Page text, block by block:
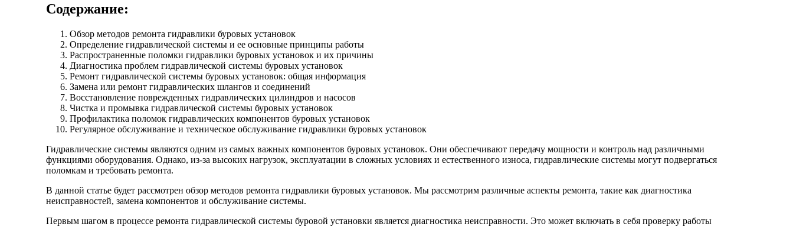
Содержание:
Обзор методов ремонта гидравлики буровых установок
Определение гидравлической системы и ее основные принципы работы
Распространенные поломки гидравлики буровых установок и их причины
Диагностика проблем гидравлической системы буровых установок
Ремонт гидравлической системы буровых установок: общая информация
Замена или ремонт гидравлических шлангов и соединений
Восстановление поврежденных гидравлических цилиндров и насосов
Чистка и промывка гидравлической системы буровых установок
Профилактика поломок гидравлических компонентов буровых установок
Регулярное обслуживание и техническое обслуживание гидравлики буровых установок
Гидравлические системы являются одним из самых важных компонентов буровых установок. Они обеспечивают передачу мощности и контроль над различными
функциями оборудования. Однако, из-за высоких нагрузок, эксплуатации в сложных условиях и естественного износа, гидравлические системы могут подвергаться
поломкам и требовать ремонта.
В данной статье будет рассмотрен обзор методов ремонта гидравлики буровых установок. Мы рассмотрим различные аспекты ремонта, такие как диагностика
неисправностей, замена компонентов и обслуживание системы.
Первым шагом в процессе ремонта гидравлической системы буровой установки является диагностика неисправности. Это может включать в себя проверку работы